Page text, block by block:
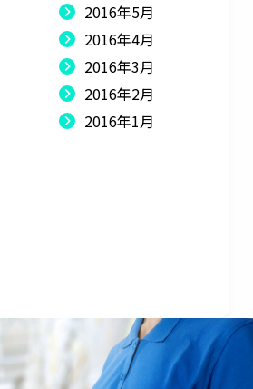
2016年5月
2016年4月
2016年3月
2016年2月
2016年1月